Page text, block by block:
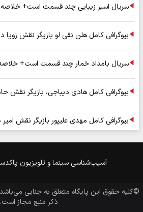
سریال اسیر زیبایی چند قسمت است+ خلاصه
بیوگرافی کامل هلن نقی لو بازیگر نقش زویا
سریال بامداد خمار چند قسمت است+ خلاصه
بیوگرافی کامل هادی دیباجی، بازیگر نقش
بیوگرافی کامل مهدی علیپور بازیگر نقش
آسیب‌شناسی سینما و تلویزیون
©کلیه حقوق این پایگاه متعلق به جنایی می‌باشد
ذکر منبع مجاز است.